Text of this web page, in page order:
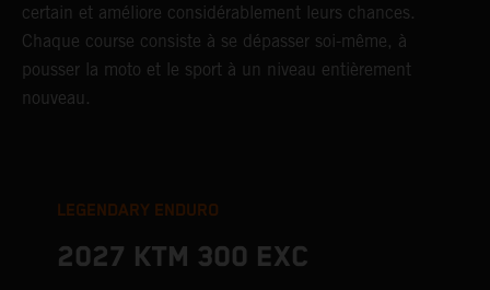
certain et améliore considérablement leurs chances.
Chaque course consiste à se dépasser soi-même, à
pousser la moto et le sport à un niveau entièrement
nouveau.
LEGENDARY ENDURO
2027 KTM 300 EXC